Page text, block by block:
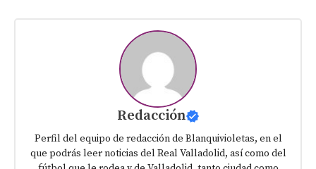
Redacción
Perfil del equipo de redacción de Blanquivioletas, en el
que podrás leer noticias del Real Valladolid, así como del